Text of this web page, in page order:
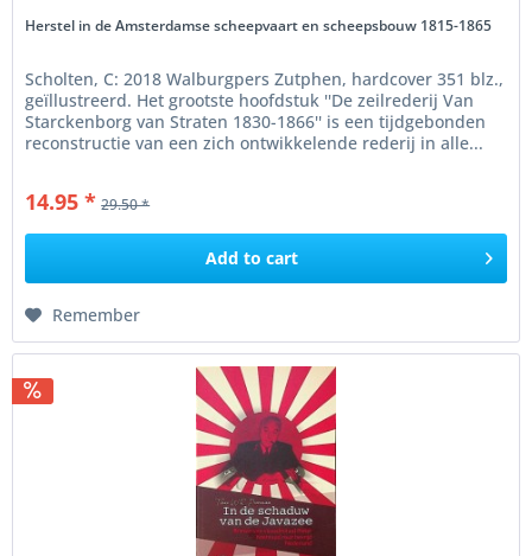
Herstel in de Amsterdamse scheepvaart en scheepsbouw 1815-1865
Scholten, C: 2018 Walburgpers Zutphen, hardcover 351 blz.,
geïllustreerd. Het grootste hoofdstuk ''De zeilrederij Van
Starckenborg van Straten 1830-1866'' is een tijdgebonden
reconstructie van een zich ontwikkelende rederij in alle...
14.95 * 29.50 *
Add to cart
Remember